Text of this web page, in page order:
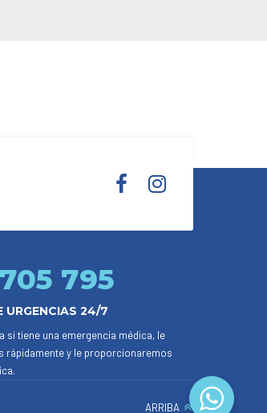
795
URGENCIAS 24/7
si tiene una emergencia médica, le
rápidamente y le proporcionaremos
ARRIBA